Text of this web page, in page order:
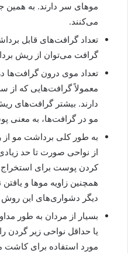
موهای سر دارند. به
می‌کنند.
گرافت می‌توان از ریش
تعداد موی درون
مو در گرافت‌ها، به
به طور کلی برداشت مو
از نواحی صورت تا حد
کردن پوست برای
همچنین زاویه موها و
دیگر دشواری‌های این
بسیار از مردان به طور
یا حداقل نواحی زیر گردن
مورد استفاده برای کاشت